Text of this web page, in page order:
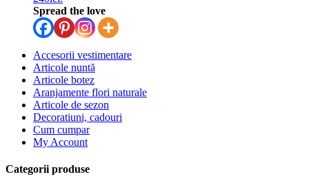
Spread the love
Accesorii vestimentare
Articole nuntă
Articole botez
Aranjamente flori naturale
Articole de sezon
Decoratiuni, cadouri
Cum cumpar
My Account
Categorii produse